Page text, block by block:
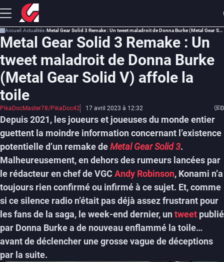
Accueil Actualités Metal Gear Solid 3 Remake : Un tweet maladroit de Donna Burke (Metal Gear Solid V) affole la toile
Metal Gear Solid 3 Remake : Un
tweet maladroit de Donna Burke
(Metal Gear Solid V) affole la
toile
PikaDocMaster78/PikaDoc42 17 avril 2023 à 12:32 0
Depuis 2021, les joueurs et joueuses du monde entier
guettent la moindre information concernant l’existence
potentielle d’un remake deMetal Gear Solid 3.
Malheureusement, en dehors des rumeurs lancées par
le rédacteur en chef de VGC Andy Robinson, Konami n’a
toujours rien confirmé ou infirmé à ce sujet. Et, comme
si ce silence radio n’était pas déjà assez frustrant pour
les fans de la saga, le week-end dernier, untweet publié
par Donna Burke a de nouveau enflammé la toile…
avant de déclencher une grosse vague de déceptions
par la suite.